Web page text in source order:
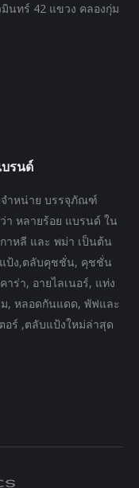
นทร์ 42 แขวง คลองกุ่ม
รนด์
จำหน่าย บรรจุภัณฑ์
า หลายร้อย แบรนด์ ใน
กาหลี และ พม่า เป็นต้น
ป้ง,ตลับคุชชั่น, คุชชั่น
ร่า, อายไลเนอร์, แท่ง
, หลอดกันแดด, พัฟและ
อร์ ,ตลับแป้งใหม่ล่าสุด